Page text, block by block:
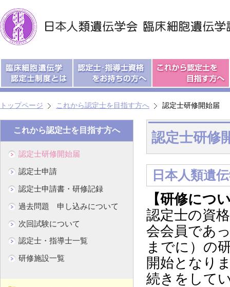
トップページ これから認定士を目指す方へ 認定士研修開始届
これから認定士を目指す方へ
認定士研修開始届
認定士申請
認定士申請書・研修記録
過去問題 申し込みについて
次回試験について
認定士・指導士一覧
研修施設一覧
認定士研修
日本人類遺
【研修につ
認定士の資
会会員であ
までに）の
開始となり
続きをして